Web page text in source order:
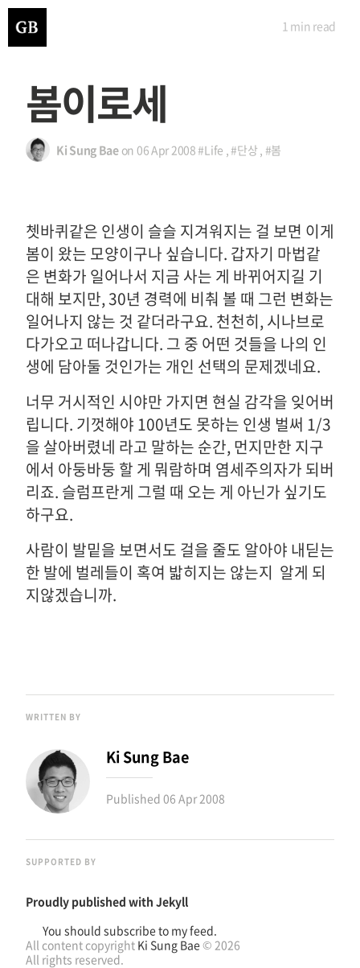
봄이로세
Ki Sung Baeon 06 Apr 2008#Life ,#단상 , #봄
1 min read
쳇바퀴같은 인생이 슬슬 지겨워지는 걸 보면 이게
봄이 왔는 모양이구나 싶습니다. 갑자기 마법같
은 변화가 일어나서 지금 사는 게 바뀌어지길 기
대해 보지만, 30년 경력에 비춰 볼 때 그런 변화는
일어나지 않는 것 같더라구요. 천천히, 시나브로
다가오고 떠나갑니다. 그 중 어떤 것들을 나의 인
생에 담아둘 것인가는 개인 선택의 문제겠네요.
너무 거시적인 시야만 가지면 현실 감각을 잊어버
립니다. 기껏해야 100년도 못하는 인생 벌써 1/3
을 살아버렸네 라고 말하는 순간, 먼지만한 지구
에서 아둥바둥 할 게 뭐람하며 염세주의자가 되버
리죠. 슬럼프란게 그럴 때 오는 게 아닌가 싶기도
하구요.
사람이 발밑을 보면서도 걸을 줄도 알아야 내딛는
한 발에 벌레들이 혹여 밟히지는 않는지 알게 되
지않겠습니까.
WRITTEN BY
Ki Sung Bae
Published 06 Apr 2008
SUPPORTED BY
Proudly published with Jekyll
You should subscribe to my feed.
All content copyright Ki Sung Bae© 2026
All rights reserved.